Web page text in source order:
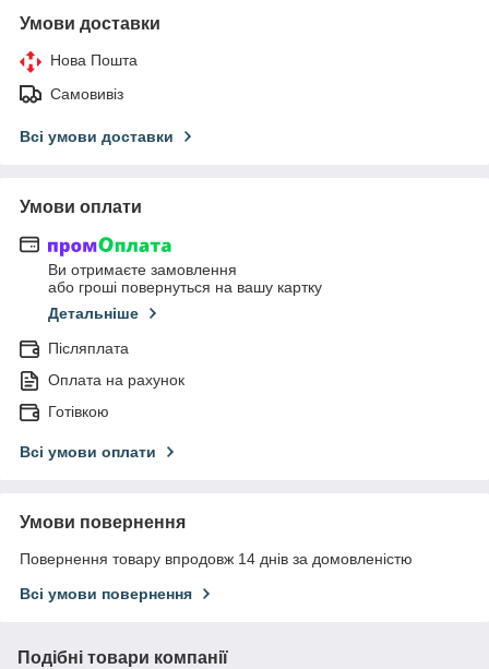
Умови доставки
Нова Пошта
Самовивіз
Всі умови доставки
Умови оплати
Ви отримаєте замовлення
або гроші повернуться на вашу картку
Детальніше
Післяплата
Оплата на рахунок
Готівкою
Всі умови оплати
Умови повернення
Повернення товару впродовж 14 днів за домовленістю
Всі умови повернення
Подібні товари компанії